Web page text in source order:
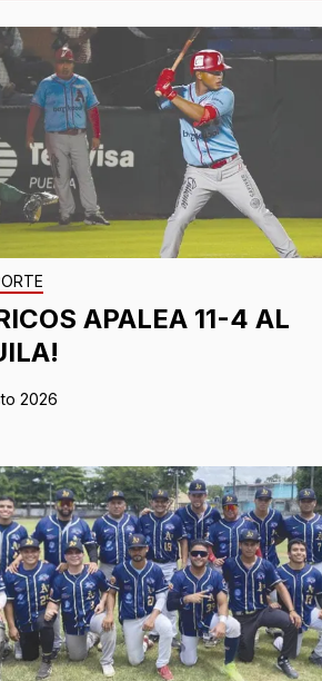
APALEA 11-4 AL
2026